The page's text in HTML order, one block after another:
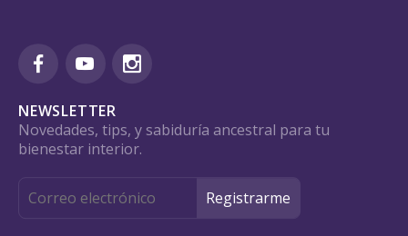
NEWSLETTER
Novedades, tips, y sabiduría ancestral para tu
bienestar interior.